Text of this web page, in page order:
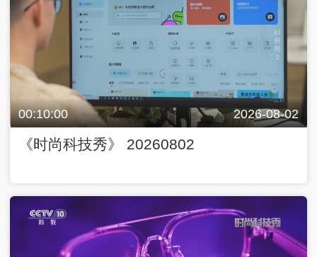
00:10:00 2026-08-02
《时尚科技秀》 20260802